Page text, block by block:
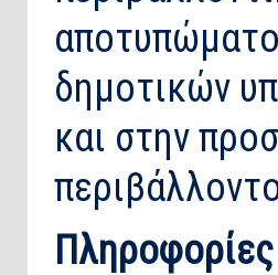
δημοτικών
και στην